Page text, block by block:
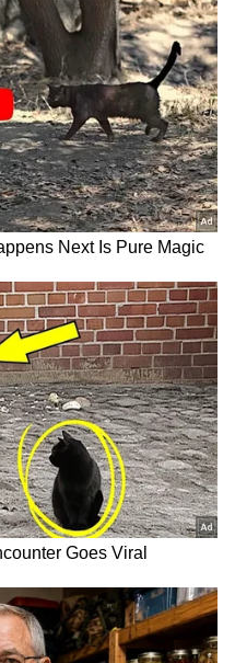
Phone Care: ಈ 5 ತಪ್ಪುಗಳಿಂದ
ನಿಮ್ಮ ಮೊಬೈಲ್ ಬೇಗ ಹಾಳಾಗುತ್ತೆ..
ಎಚ್ಚರ!